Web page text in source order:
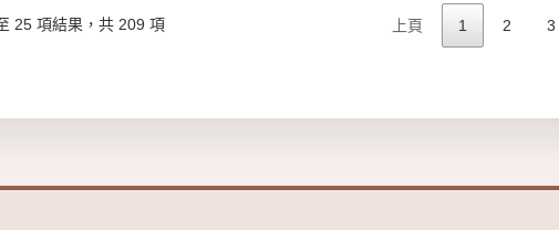
25 項結果，共 209 項 上頁 1 2 3